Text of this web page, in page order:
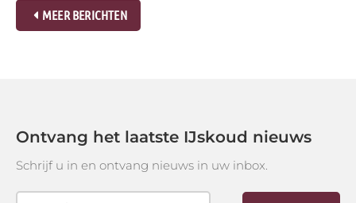
MEER BERICHTEN
Ontvang het laatste IJskoud nieuws
Schrijf u in en ontvang nieuws in uw inbox.